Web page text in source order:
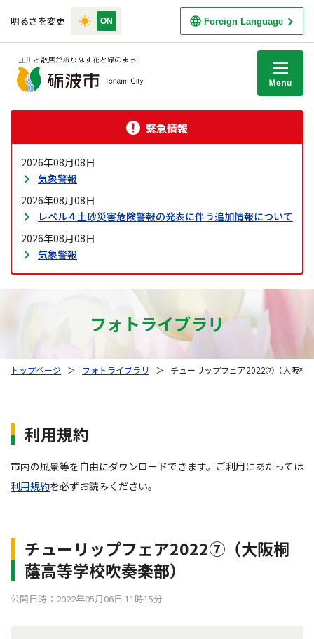
明るさを変更 Foreign Language
緊急情報
2026年08月08日
気象警報
2026年08月08日
レベル４土砂災害危険警報の発表に伴う追加情報について
2026年08月08日
気象警報
フォトライブラリ
トップページ ＞ フォトライブラリ ＞ チューリップフェア2022⑦（大阪桐
利用規約
市内の風景等を自由にダウンロードできます。ご利用にあたっては
利用規約を必ずお読みください。
チューリップフェア2022⑦（大阪桐
蔭高等学校吹奏楽部）
公開日時：2022年05月06日 11時15分